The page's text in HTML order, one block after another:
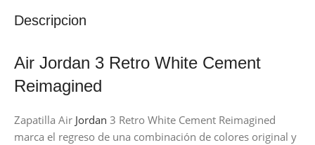
Descripcion
Air Jordan 3 Retro White Cement
Reimagined
Zapatilla Air Jordan 3 Retro White Cement Reimagined
marca el regreso de una combinación de colores original y